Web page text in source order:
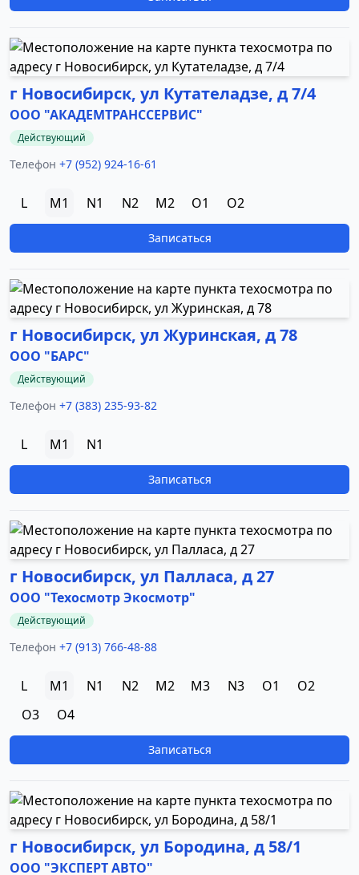
г Новосибирск, ул Кутателадзе, д 7/4
ООО "АКАДЕМТРАНССЕРВИС"
Действующий
Телефон +7 (952) 924-16-61
L M1 N1 N2 M2 O1 O2
Записаться
г Новосибирск, ул Журинская, д 78
ООО "БАРС"
Действующий
Телефон +7 (383) 235-93-82
L M1 N1
Записаться
г Новосибирск, ул Палласа, д 27
ООО "Техосмотр Экосмотр"
Действующий
Телефон +7 (913) 766-48-88
L M1 N1 N2 M2 M3 N3 O1
O2
O3
O4
Записаться
г Новосибирск, ул Бородина, д 58/1
ООО "ЭКСПЕРТ АВТО"